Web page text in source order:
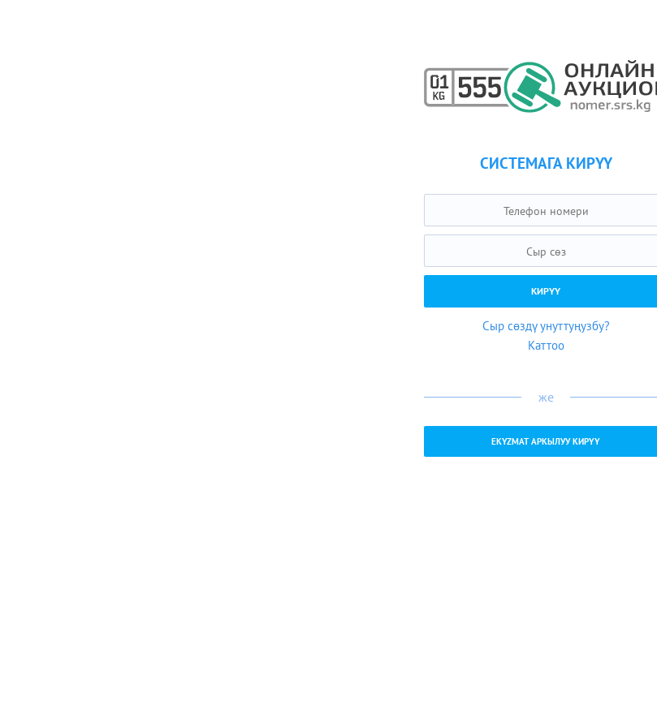
СИСТЕМАГА КИРҮҮ
Сыр сөздү унуттуңузбу?
Каттоо
же
EKYZMAT АРКЫЛУУ КИРҮҮ